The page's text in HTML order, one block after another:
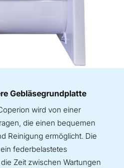
Gebläsegrundplatte
wird von einer
die einen bequemen
Reinigung ermöglicht. Die
federbelastetes
Zeit zwischen Wartungen